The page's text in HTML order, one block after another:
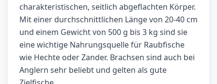
charakteristischen, seitlich abgeflachten Körper.
Mit einer durchschnittlichen Länge von 20-40 cm
und einem Gewicht von 500 g bis 3 kg sind sie
eine wichtige Nahrungsquelle für Raubfische
wie Hechte oder Zander. Brachsen sind auch bei
Anglern sehr beliebt und gelten als gute